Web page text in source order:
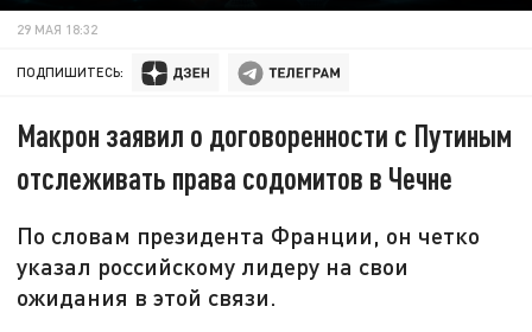
29 МАЯ 18:32
ПОДПИШИТЕСЬ:
Макрон заявил о договоренности с Путиным
отслеживать права содомитов в Чечне
По словам президента Франции, он четко
указал российскому лидеру на свои
ожидания в этой связи.